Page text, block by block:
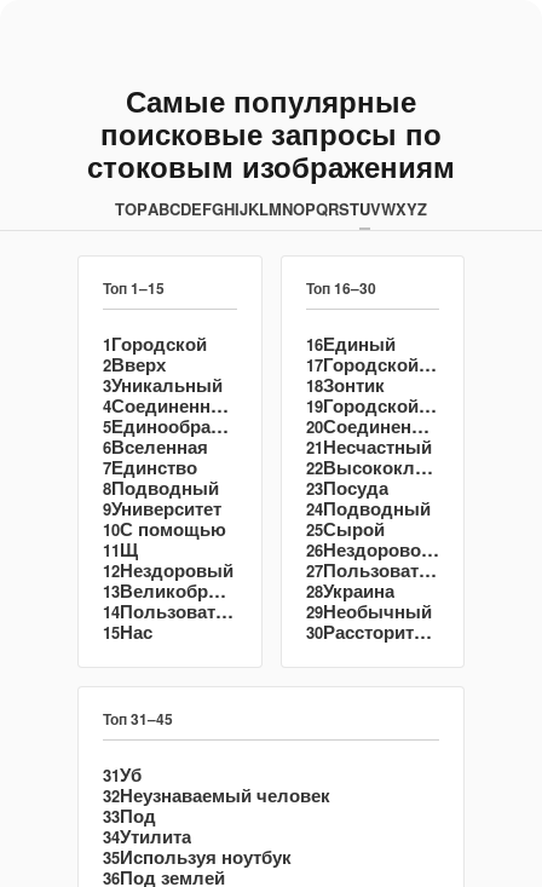
Самые популярные
поисковые запросы по
стоковым изображениям
TOPABCDEFGHIJKLMNOPQRSTUVWXYZ
Топ 1–15
1Городской
2Вверх
3Уникальный
4 Соединенные штаты америки
5 Единообразный
6Вселенная
7Единство
8Подводный
9Университет
10С помощью
11Щ
12Нездоровый
13 Великобритания
14 Пользователь
15Нас
Топ 16–30
16Единый
17 Городской пейзаж
18Зонтик
19 Городской пейзаж
20 Соединенные штаты
21Несчастный
22 Высококлассные
23Посуда
24Подводный
25Сырой
26 Нездоровое питание
27 Пользовательский интерфейс
28Украина
29Необычный
30 Рассториться
Топ 31–45
31Уб
32Неузнаваемый человек
33Под
34Утилита
35Используя ноутбук
36Под землей